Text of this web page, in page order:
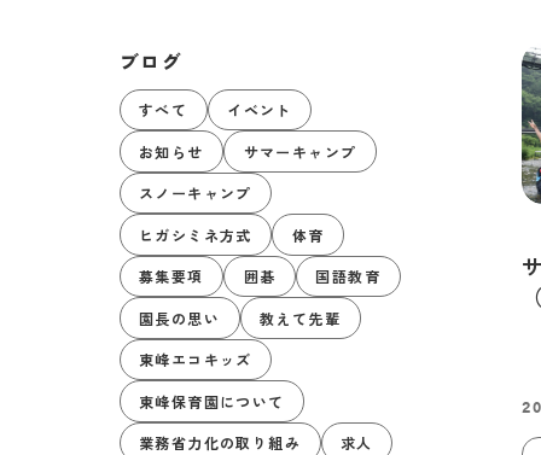
ブログ
すべて イベント
お知らせ サマーキャンプ
スノーキャンプ
ヒガシミネ方式 体育
募集要項 囲碁 国語教育
園長の思い 教えて先輩
東峰エコキッズ
東峰保育園について
業務省力化の取り組み 求人